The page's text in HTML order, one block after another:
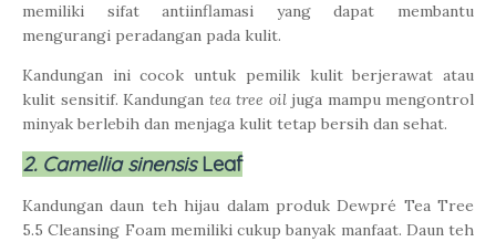
memiliki sifat antiinflamasi yang dapat membantu
mengurangi peradangan pada kulit.
Kandungan ini cocok untuk pemilik kulit berjerawat atau
kulit sensitif. Kandungan tea tree oiljuga mampu mengontrol
minyak berlebih dan menjaga kulit tetap bersih dan sehat.
2. Camellia sinensisLeaf
Kandungan daun teh hijau dalam produk Dewpré Tea Tree
5.5 Cleansing Foam memiliki cukup banyak manfaat. Daun teh